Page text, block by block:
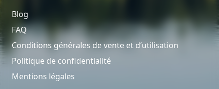
Blog
FAQ
Conditions générales de vente et d’utilisation
Politique de confidentialité
Mentions légales